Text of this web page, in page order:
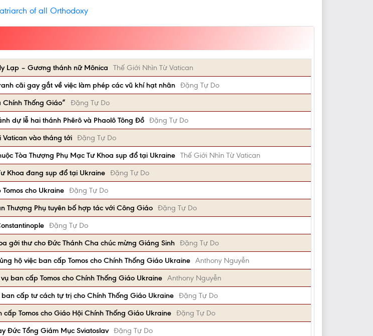
of all Orthodoxy
Lạp – Gương thánh nữ Mônica
Thế Giới Nhìn Từ Vatican
cãi gay gắt về việc làm phép các vũ khí hạt nhân Đặng Tự Do
Thống Giáo”
Đặng Tự Do
dự lễ hai thánh Phêrô và Phaolô Tông Đồ Đặng Tự Do
Vatican vào tháng tới Đặng Tự Do
Tòa Thượng Phụ Mạc Tư Khoa sụp đổ tại Ukraine Thế Giới Nhìn Từ Vatican
Khoa đang sụp đổ tại Ukraine Đặng Tự Do
cho Ukraine Đặng Tự Do
Thượng Phụ tuyên bố hợp tác với Công Giáo Đặng Tự Do
Đặng Tự Do
gởi thư cho Đức Thánh Cha chúc mừng Giáng Sinh Đặng Tự Do
hộ việc ban cấp Tomos cho Chính Thống Giáo Ukraine Anthony Nguyễn
ban cấp Tomos cho Chính Thống Giáo Ukraine Anthony Nguyễn
cấp tư cách tự trị cho Chính Thống Giáo Ukraine Đặng Tự Do
Tomos cho Giáo Hội Chính Thống Giáo Ukraine Đặng Tự Do
Đức Tổng Giám Mục Sviatoslav Đặng Tự Do